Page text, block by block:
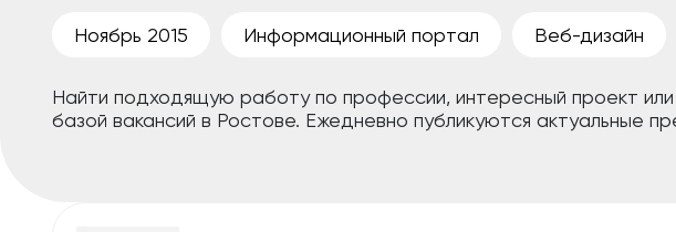
Ноябрь 2015 Информационный портал Веб-дизайн
Найти подходящую работу по профессии, интересный проект
базой вакансий в Ростове. Ежедневно публикуются актуальные